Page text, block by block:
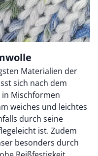
Materialien der
sich nach dem
in Mischformen
weiches und leichtes
durch seine
ist. Zudem
besonders durch